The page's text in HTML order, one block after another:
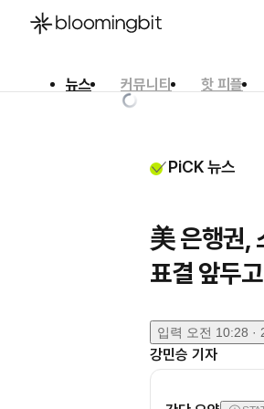
뉴스 커뮤니티 핫 피플
PiCK 뉴스
美 은행권,
표결 앞두
입력 오전 10:28 ·
강민승 기자